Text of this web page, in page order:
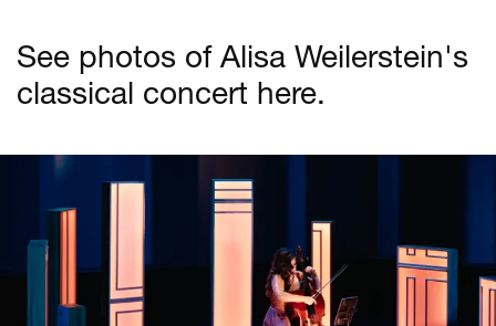
See photos of Alisa Weilerstein's
classical concert here.